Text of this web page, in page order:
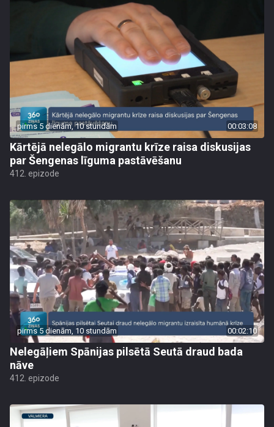
pirms 5 dienām, 10 stundām 00:03:08
Kārtējā nelegālo migrantu krīze raisa diskusijas
par Šengenas līguma pastāvēšanu
412. epizode
pirms 5 dienām, 10 stundām 00:02:10
Nelegāļiem Spānijas pilsētā Seutā draud bada
nāve
412. epizode